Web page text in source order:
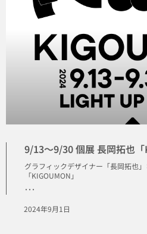
9/13〜9/30 個展 長岡拓也「
グラフィックデザイナー「長岡拓也
「KIGOUMON」
･･･
2024年9月1日